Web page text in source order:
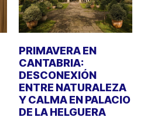
PRIMAVERA EN
CANTABRIA:
DESCONEXIÓN
ENTRE NATURALEZA
Y CALMA EN PALACIO
DE LA HELGUERA